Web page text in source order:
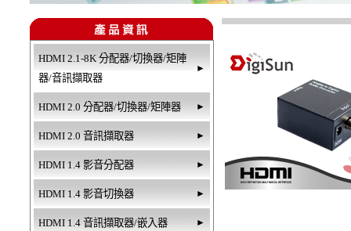
HDMI 2.1-8K 分配器/切換器/矩陣
器/音訊擷取器
►
HDMI 2.0 分配器/切換器/矩陣器 ►
HDMI 2.0 音訊擷取器 ►
HDMI 1.4 影音分配器 ►
HDMI 1.4 影音切換器 ►
HDMI 1.4 音訊擷取器/嵌入器 ►